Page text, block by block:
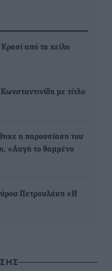
από τα χείλη
με τίτλο
η παρουσίαση του
«Αυγή το θαμμένο
Πετρουλάκη «Η